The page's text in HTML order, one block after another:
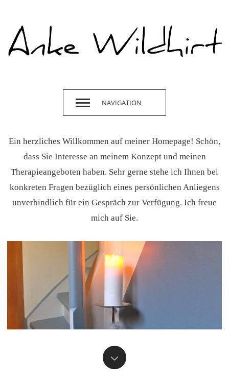
NAVIGATION
Ein herzliches Willkommen auf meiner Homepage! Schön,
dass Sie Interesse an meinem Konzept und meinen
Therapieangeboten haben. Sehr gerne stehe ich Ihnen bei
konkreten Fragen bezüglich eines persönlichen Anliegens
unverbindlich für ein Gespräch zur Verfügung. Ich freue
mich auf Sie.